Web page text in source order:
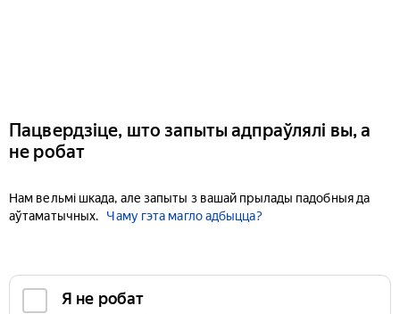
Пацвердзіце, што запыты адпраўлялі вы, а
не робат
Нам вельмі шкада, але запыты з вашай прылады падобныя да
аўтаматычных.
Чаму гэта магло адбыцца?
Я не робат